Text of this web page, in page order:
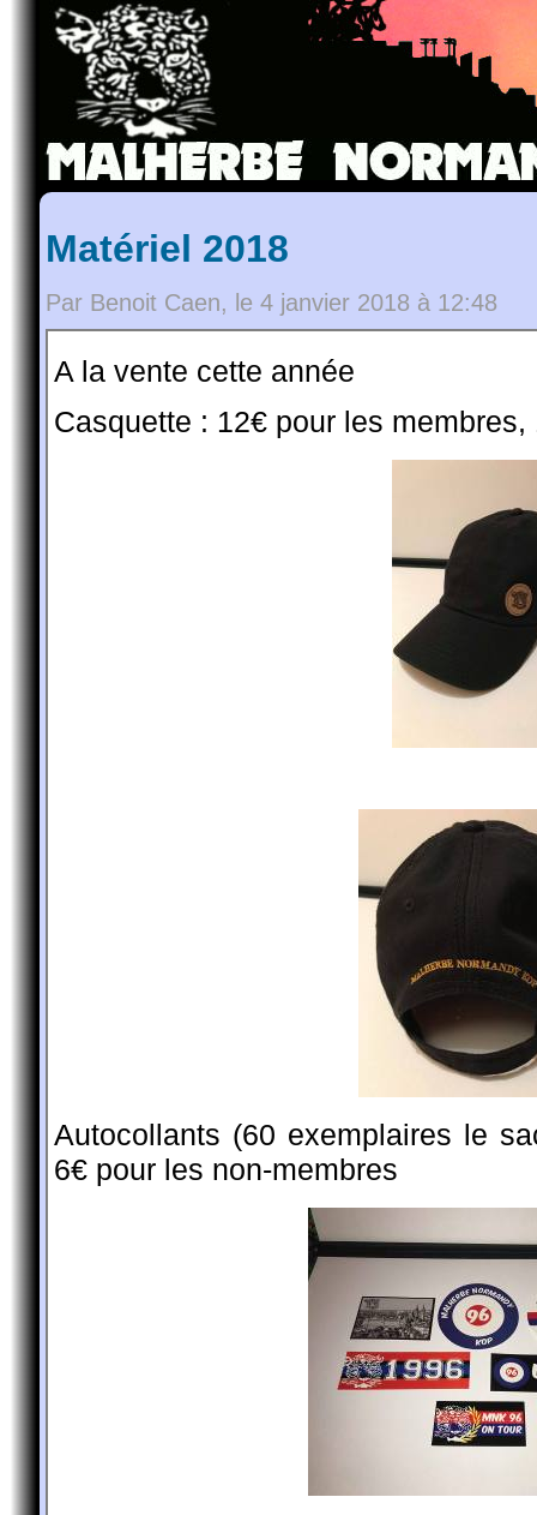
Matériel 2018
Par Benoit Caen, le 4 janvier 2018 à 12:48
A la vente cette année
Casquette : 12€ pour les
Autocollants (60 exemplaires le
6€ pour les non-membres